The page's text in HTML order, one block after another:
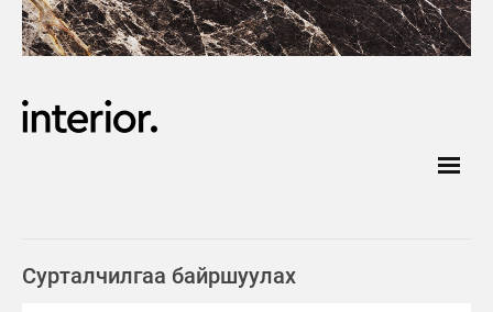
Сурталчилгаа байршуулах